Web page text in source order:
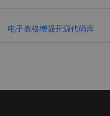
电子表格增强开源代码库